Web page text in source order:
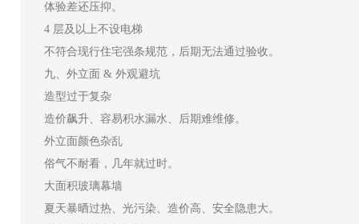
体验差还压抑。
4 层及以上不设电梯
不符合现行住宅强条规范，后期无法通过验收。
九、外立面 & 外观避坑
造型过于复杂
造价飙升、容易积水漏水、后期难维修。
外立面颜色杂乱
俗气不耐看，几年就过时。
大面积玻璃幕墙
夏天暴晒过热、光污染、造价高、安全隐患大。